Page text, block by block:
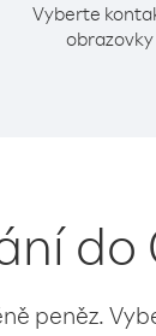
Vyberte
do
peněz.